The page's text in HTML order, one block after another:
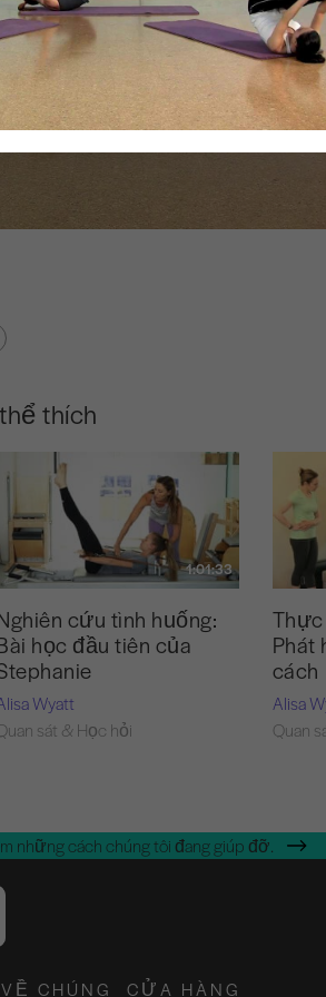
thích
1:01:33
cứu tình huống:
học đầu tiên của
Wyatt
sát & Học hỏi
Thực
Phát
cách
Alisa
Quan
những cách chúng tôi đang giúp đỡ.
CHÚNG CỬA HÀNG